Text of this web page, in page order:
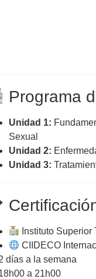
Programa
Unidad 1:
Sexual
Unidad 2:
Unidad 3:
Instituto
CIIDECO
días a la semana
a 21h00